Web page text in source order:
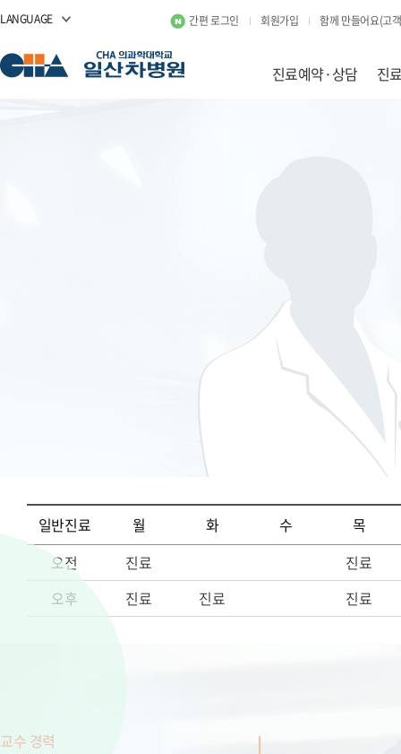
LANGUAGE 간편 로그인 회원가입 함께 만들어요(고
진료예약·상담 진
일반진료 월 화 수
목
오전
진료
진료
오후
진료 진료 진료
교수 경력